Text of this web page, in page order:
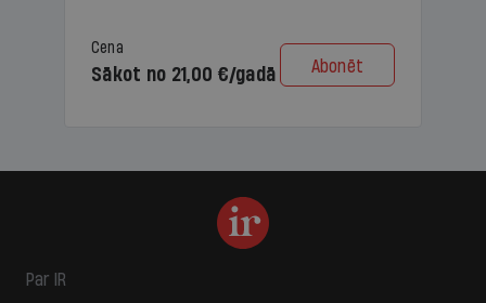
Cena
Sākot no 21,00 €/gadā Abonēt
Par IR